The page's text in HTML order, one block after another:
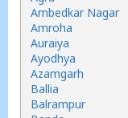
Ambedkar Nagar
Amroha
Auraiya
Ayodhya
Azamgarh
Ballia
Balrampur